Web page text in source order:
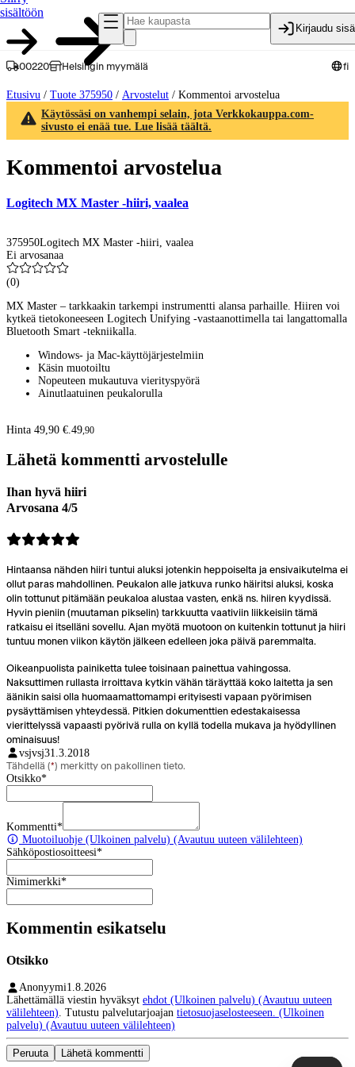
sisältöön
Kirjaudu
00220 Helsingin myymälä fi
Etusivu / Tuote 375950 / Arvostelut / Kommentoi arvostelua
Käytössäsi on vanhempi selain, jota Verkkokauppa.com-
sivusto ei enää tue. Lue lisää täältä.
Kommentoi arvostelua
Logitech MX Master -hiiri, vaalea
375950Logitech MX Master -hiiri, vaalea
Ei arvosanaa
(0)
MX Master – tarkkaakin tarkempi instrumentti alansa parhaille. Hiiren voi
kytkeä tietokoneeseen Logitech Unifying -vastaanottimella tai langattomalla
Bluetooth Smart -tekniikalla.
Windows- ja Mac-käyttöjärjestelmiin
Käsin muotoiltu
Nopeuteen mukautuva vierityspyörä
Ainutlaatuinen peukalorulla
Hinta 49,90 €. 49,90
Lähetä kommentti arvostelulle
Ihan hyvä hiiri
Arvosana 4/5
Hintaansa nähden hiiri tuntui aluksi jotenkin heppoiselta ja ensivaikutelma ei
ollut paras mahdollinen. Peukalon alle jatkuva runko häiritsi aluksi, koska
olin tottunut pitämään peukaloa alustaa vasten, enkä ns. hiiren kyydissä.
Hyvin pieniin (muutaman pikselin) tarkkuutta vaativiin liikkeisiin tämä
ratkaisu ei itselläni sovellu. Ajan myötä muotoon on kuitenkin tottunut ja hiiri
tuntuu monen viikon käytön jälkeen edelleen joka päivä paremmalta.
Oikeanpuolista painiketta tulee toisinaan painettua vahingossa.
Naksuttimen rullasta irroittava kytkin vähän täräyttää koko laitetta ja sen
äänikin saisi olla huomaamattomampi erityisesti vapaan pyörimisen
pysäyttämisen yhteydessä. Pitkien dokumenttien edestakaisessa
vierittelyssä vapaasti pyörivä rulla on kyllä todella mukava ja hyödyllinen
ominaisuus!
vsjvsj31.3.2018
Tähdellä (*) merkitty on pakollinen tieto.
Otsikko*
Kommentti*
Muotoiluohje (Ulkoinen palvelu) (Avautuu uuteen välilehteen)
Sähköpostiosoitteesi*
Nimimerkki*
Kommentin esikatselu
Otsikko
Anonyymi1.8.2026
Lähettämällä viestin hyväksyt ehdot (Ulkoinen palvelu) (Avautuu uuteen
välilehteen). Tutustu palvelutarjoajan tietosuojaselosteeseen. (Ulkoinen
palvelu) (Avautuu uuteen välilehteen)
Peruuta Lähetä kommentti